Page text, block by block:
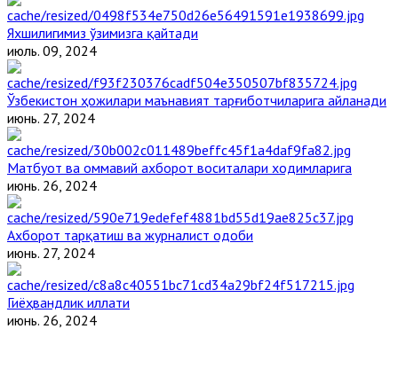
Яхшилигимиз ўзимизга қайтади
июль. 09, 2024
Ўзбекистон ҳожилари маънавият тарғиботчиларига айланади
июнь. 27, 2024
Матбуот ва оммавий ахборот воситалари ходимларига
июнь. 26, 2024
Ахборот тарқатиш ва журналист одоби
июнь. 27, 2024
Гиёҳвандлик иллати
июнь. 26, 2024